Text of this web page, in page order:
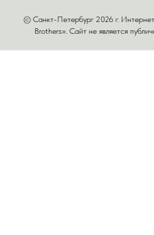
© Санкт-Петербург 2026 г.
Brothers». Сайт не является